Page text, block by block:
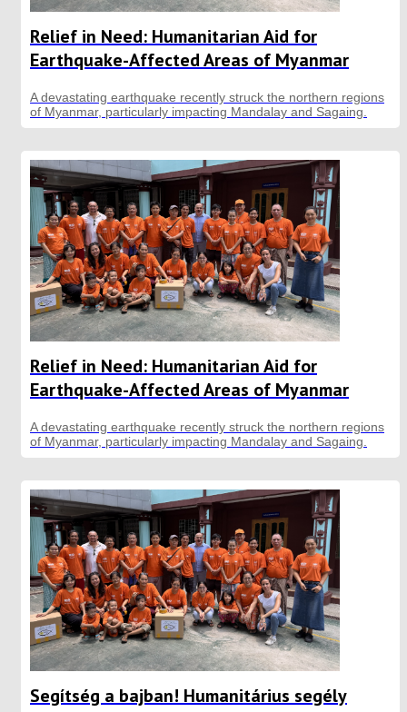
Relief in Need: Humanitarian Aid for
Earthquake-Affected Areas of Myanmar
A devastating earthquake recently struck the northern regions
of Myanmar, particularly impacting Mandalay and Sagaing.
Relief in Need: Humanitarian Aid for
Earthquake-Affected Areas of Myanmar
A devastating earthquake recently struck the northern regions
of Myanmar, particularly impacting Mandalay and Sagaing.
Segítség a bajban! Humanitárius segély